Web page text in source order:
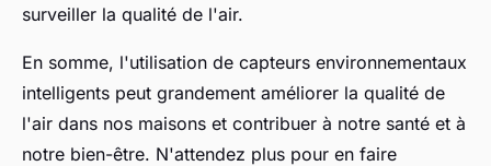
surveiller la qualité de l'air.
En somme, l'utilisation de capteurs environnementaux
intelligents peut grandement améliorer la qualité de
l'air dans nos maisons et contribuer à notre santé et à
notre bien-être. N'attendez plus pour en faire